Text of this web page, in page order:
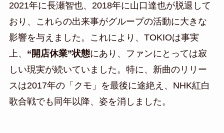
2021年に長瀬智也、2018年に山口達也が脱退して
おり、これらの出来事がグループの活動に大きな
影響を与えました。これにより、TOKIOは事実
上、 “開店休業”状態にあり、ファンにとっては寂
しい現実が続いていました。特に、新曲のリリー
スは2017年の「クモ」を最後に途絶え、NHK紅白
歌合戦でも同年以降、姿を消しました。